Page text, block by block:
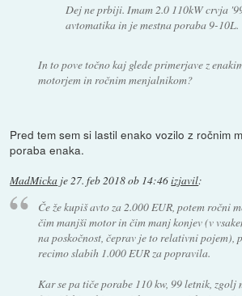
Dej ne prbiji. Imam 2.0 110kW crvja
avtomatika in je mestna poraba 9-10L.
In to pove točno kaj glede primerjave z
motorjem in ročnim menjalnikom?
Pred tem sem si lastil enako vozilo z ročnim
poraba enaka.
MadMicka je 27. feb 2018 ob 14:46izjavil:
Če že kupiš avto za 2.000 EUR, potem ročni
čim manjši motor in čim manj konjev (v
na poskočnost, čeprav je to relativni pojem),
recimo slabih 1.000 EUR za popravila.
Kar se pa tiče porabe 110 kw, 99 letnik, zgolj